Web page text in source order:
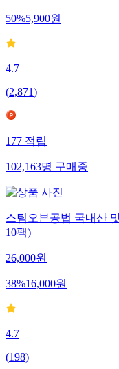
50%5,900원
4.7
(2,871)
177 적립
102,163명 구매중
스팀오븐공법 국내산
10팩)
26,000원
38%16,000원
4.7
(198)